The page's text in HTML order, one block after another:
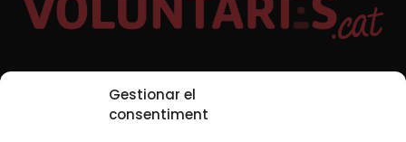
Gestionar el
consentiment
Xarxes Socials